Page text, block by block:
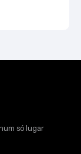
só lugar